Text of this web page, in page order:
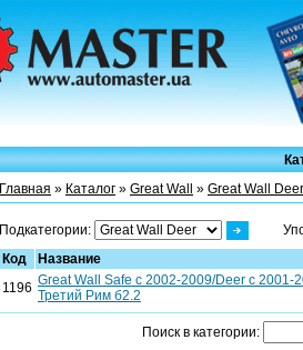
Главная » Каталог » Great Wall » Great Wall Deer
Подкатегории:
Код
Название
1196 Great Wall Safe с 2002-2009/Deer с 2001-
Третий Рим б2.2
Поиск в категории: